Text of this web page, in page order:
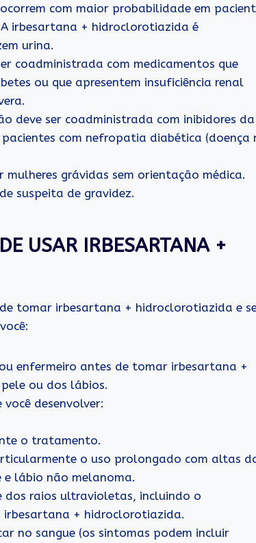
com maior probabilidade em
irbesartana + hidroclorotiazida é
urina.
coadministrada com medicamentos que
ou que apresentem insuficiência renal
deve ser coadministrada com inibidores da
com nefropatia diabética (doença
grávidas sem orientação médica.
suspeita de gravidez.
USAR IRBESARTANA +
tomar irbesartana + hidroclorotiazida e
enfermeiro antes de tomar irbesartana +
ou dos lábios.
desenvolver:
o tratamento.
o uso prolongado com altas
e lábio não melanoma.
dos raios ultravioletas, incluindo o
+ hidroclorotiazida.
no sangue (os sintomas podem incluir